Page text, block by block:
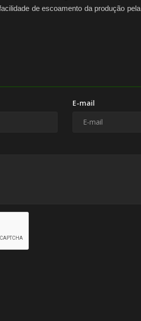
de escoamento da produção
E-mail